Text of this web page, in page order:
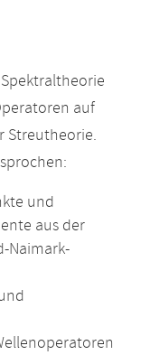
auf
Streutheorie.
und
aus der
Naimark-